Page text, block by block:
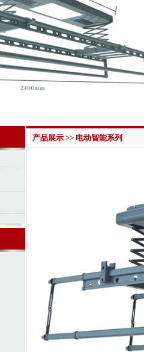
产品展示 >> 电动智能系列